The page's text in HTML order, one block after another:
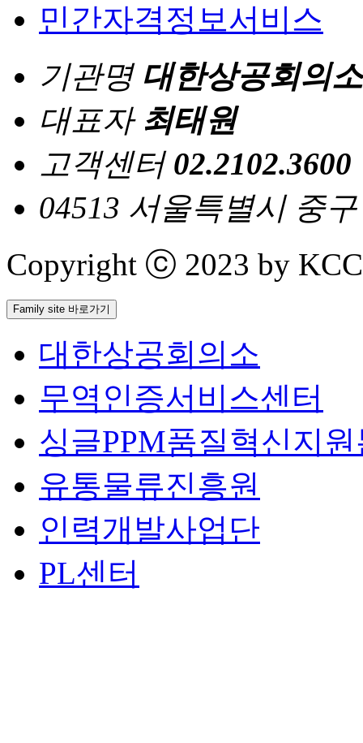
민간자격정보서비스
기관명 대한상공회의소
대표자 최태원
고객센터 02.2102.3600
04513 서울특별시 중
Copyright ⓒ 2023 by
Family site 바로가기
대한상공회의소
무역인증서비스센터
싱글PPM품질혁신지
유통물류진흥원
인력개발사업단
PL센터